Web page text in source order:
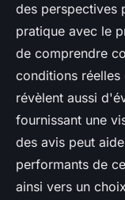
des perspectives
pratique avec le
de comprendre
conditions réelles
révèlent aussi
fournissant une
des avis peut
performants de
ainsi vers un